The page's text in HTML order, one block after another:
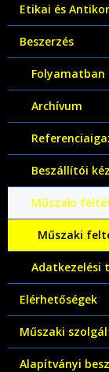
Etikai és
Beszerzés
Folyamatban
Archívum
Beszállítói
Műszaki
Műszaki
Adatkezelési
Elérhetőségek
Műszaki
Alapítványi